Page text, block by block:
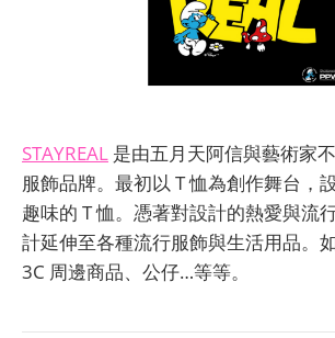
STAYREAL 是由五月天阿信與藝術家
服飾品牌。最初以 T 恤為創作舞台，
趣味的 T 恤。憑著對設計的熱愛與流
計延伸至各種流行服飾與生活用品。
3C 周邊商品、公仔…等等。